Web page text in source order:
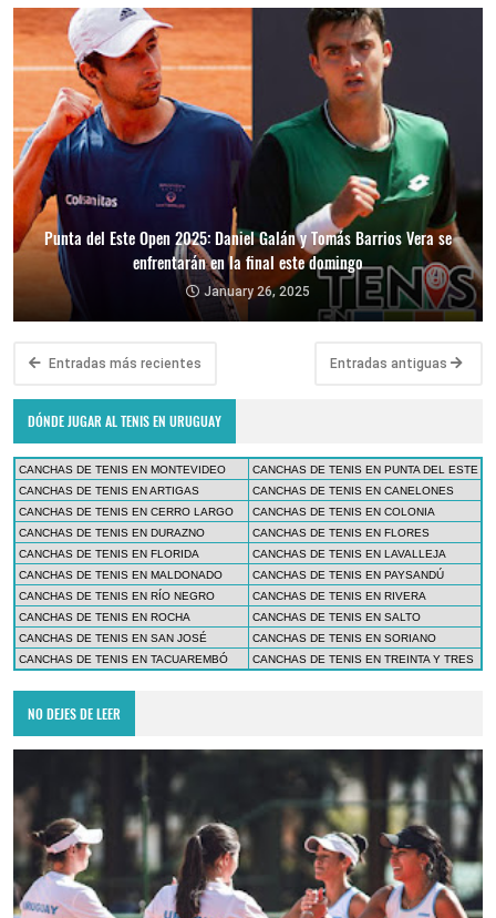
Punta del Este Open 2025: Daniel Galán y Tomás Barrios Vera se
enfrentarán en la final este domingo
January 26, 2025
Entradas más recientes Entradas antiguas
DÓNDE JUGAR AL TENIS EN URUGUAY
CANCHAS DE TENIS EN MONTEVIDEO
CANCHAS DE TENIS EN PUNTA DEL ESTE
CANCHAS DE TENIS EN ARTIGAS
CANCHAS DE TENIS EN CANELONES
CANCHAS DE TENIS EN CERRO LARGO
CANCHAS DE TENIS EN COLONIA
CANCHAS DE TENIS EN DURAZNO
CANCHAS DE TENIS EN FLORES
CANCHAS DE TENIS EN FLORIDA
CANCHAS DE TENIS EN LAVALLEJA
CANCHAS DE TENIS EN MALDONADO
CANCHAS DE TENIS EN PAYSANDÚ
CANCHAS DE TENIS EN RÍO NEGRO
CANCHAS DE TENIS EN RIVERA
CANCHAS DE TENIS EN ROCHA
CANCHAS DE TENIS EN SALTO
CANCHAS DE TENIS EN SAN JOSÉ
CANCHAS DE TENIS EN SORIANO
CANCHAS DE TENIS EN TACUAREMBÓ
CANCHAS DE TENIS EN TREINTA Y TRES
NO DEJES DE LEER